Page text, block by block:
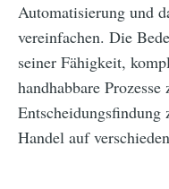
Automatisierung und
vereinfachen. Die
seiner Fähigkeit,
handhabbare
Entscheidungsfindung
Handel auf